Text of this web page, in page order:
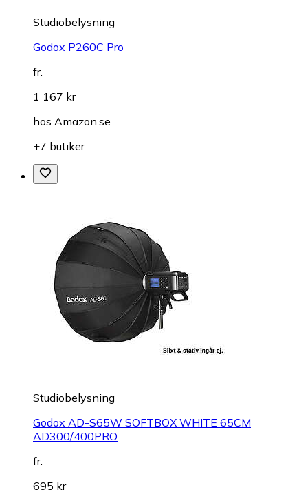
Studiobelysning
Godox P260C Pro
fr.
1 167 kr
hos Amazon.se
+7 butiker
Studiobelysning
Godox AD-S65W SOFTBOX WHITE 65CM
AD300/400PRO
fr.
695 kr